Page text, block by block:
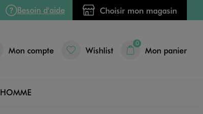
Besoin d'aide Choisir mon magasin
Mon compte Wishlist
0
Mon panier
HOMME